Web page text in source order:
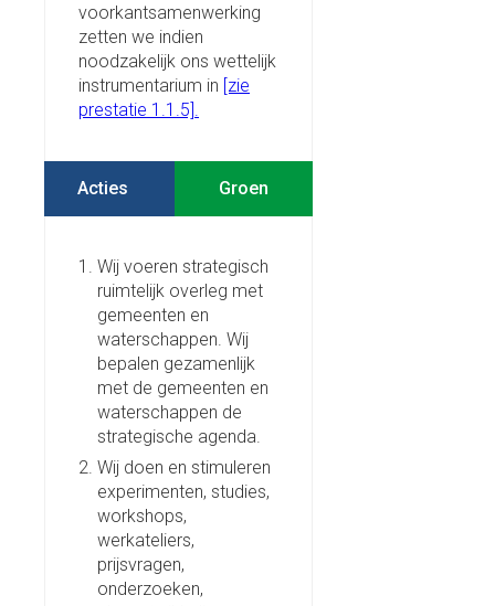
voorkantsamenwerking
zetten we indien
noodzakelijk ons wettelijk
instrumentarium in [zie
prestatie 1.1.5].
Acties
Wij voeren strategisch
ruimtelijk overleg met
gemeenten en
waterschappen. Wij
bepalen gezamenlijk
met de gemeenten en
waterschappen de
strategische agenda.
Wij doen en stimuleren
experimenten, studies,
workshops,
werkateliers,
prijsvragen,
onderzoeken,